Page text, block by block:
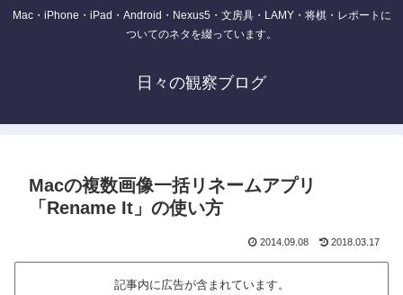
Mac・iPhone・iPad・Android・Nexus5・文房具・LAMY・将棋・レポートに
ついてのネタを綴っています。
日々の観察ブログ
Macの複数画像一括リネームアプリ
「Rename It」の使い方
2014.09.08 2018.03.17
記事内に広告が含まれています。